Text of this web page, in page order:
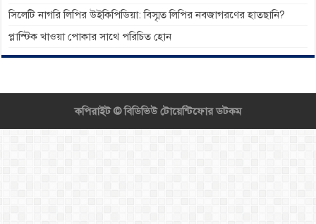
সিলেটি নাগরি লিপির উইকিপিডিয়া: বিস্মৃত লিপির নবজাগরণের হাতছানি?
প্লাস্টিক খাওয়া পোকার সাথে পরিচিত হোন
কপিরাইট ©বিডিভিউ টোয়েন্টিফোর ডটকম